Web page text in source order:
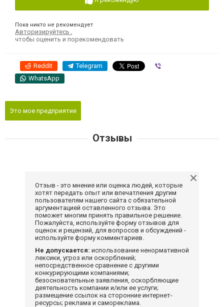
Пока никто не рекомендует
Авторизируйтесь
чтобы оценить и порекомендовать
Reddit Telegram
WhatsApp
Это мое предприятие
Отзывы
Отзыв - это мнение или оценка людей, которые
хотят передать опыт или впечатления другим
пользователям нашего сайта с обязательной
аргументацией оставленного отзыва. Это
поможет многим принять правильное решение.
Пожалуйста, используйте форму отзывов для
оценок и рецензий, для вопросов и обсуждений -
используйте форму комментариев.
Не допускается: использование ненормативной
лексики, угроз или оскорблений;
непосредственное сравнение с другими
конкурирующими компаниями;
безосновательные заявления, оскорбляющие
деятельность компании и/или ее услуги;
размещение ссылок на сторонние интернет-
ресурсы; реклама и самореклама.